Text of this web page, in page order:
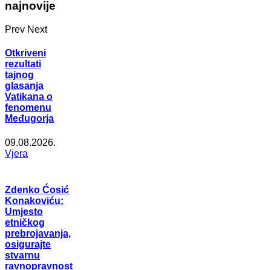
najnovije
Prev Next
Otkriveni
rezultati
tajnog
glasanja
Vatikana o
fenomenu
Međugorja
09.08.2026.
Vjera
Zdenko Ćosić
Konakoviću:
Umjesto
etničkog
prebrojavanja,
osigurajte
stvarnu
ravnopravnost